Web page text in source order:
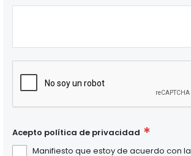
Acepto política de privacidad
Manifiesto que estoy de acuerdo con la